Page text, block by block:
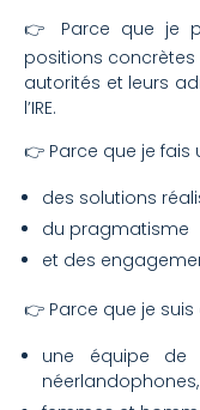
👉 Parce que je
positions concrètes
autorités et leurs
l’IRE.
👉 Parce que je fais
des solutions
du pragmatisme
et des
👉 Parce que je
une équipe de
néerlandophones,